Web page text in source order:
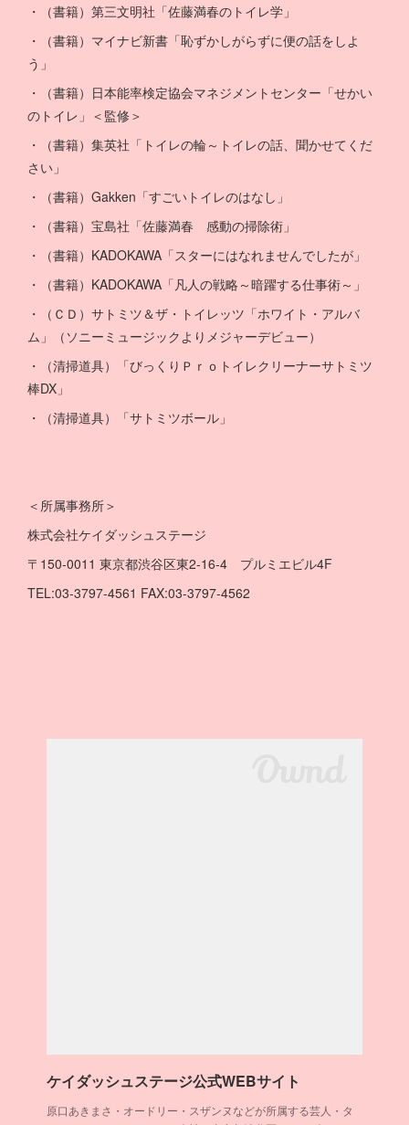
・（書籍）第三文明社「佐藤満春のトイレ学」
・（書籍）マイナビ新書「恥ずかしがらずに便の話をしよ
う」
・（書籍）日本能率検定協会マネジメントセンター「せかい
のトイレ」＜監修＞
・（書籍）集英社「トイレの輪～トイレの話、聞かせてくだ
さい」
・（書籍）Gakken「すごいトイレのはなし」
・（書籍）宝島社「佐藤満春 感動の掃除術」
・（書籍）KADOKAWA「スターにはなれませんでしたが」
・（書籍）KADOKAWA「凡人の戦略～暗躍する仕事術～」
・（ＣＤ）サトミツ＆ザ・トイレッツ「ホワイト・アルバ
ム」（ソニーミュージックよりメジャーデビュー）
・（清掃道具）「びっくりＰｒｏトイレクリーナーサトミツ
棒DX」
・（清掃道具）「サトミツボール」
＜所属事務所＞
株式会社ケイダッシュステージ
〒150-0011 東京都渋谷区東2-16-4 プルミエビル4F
TEL:03-3797-4561 FAX:03-3797-4562
ケイダッシュステージ公式WEBサイト
原口あきまさ・オードリー・スザンヌなどが所属する芸人・タ